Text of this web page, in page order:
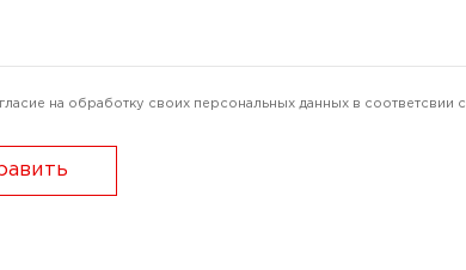
на обработку своих персональных данных в соответсвии с